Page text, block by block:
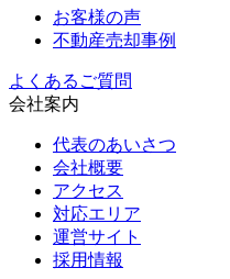
お客様の声
不動産売却事例
よくあるご質問
会社案内
代表のあいさつ
会社概要
アクセス
対応エリア
運営サイト
採用情報